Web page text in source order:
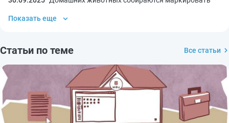
Показать еще
Статьи по теме Все статьи